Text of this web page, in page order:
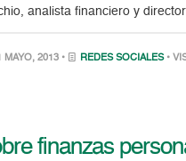
analista financiero y
MAYO, 2013 • REDES SOCIALES •
finanzas